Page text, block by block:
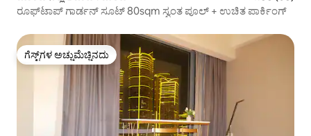
ರೂಫ್‌ಟಾಪ್ ಗಾರ್ಡನ್ ಸೂಟ್ 80sqm ಸ್ವಂತ ಪೂಲ್ + ಉಚಿತ ಪಾರ್ಕಿಂಗ್
ಗೆಸ್ಟ್‌ಗಳ ಅಚ್ಚುಮೆಚ್ಚಿನದು
ಗೆಸ್ಟ್‌ಗಳ ಅಚ್ಚುಮೆಚ್ಚಿನದು